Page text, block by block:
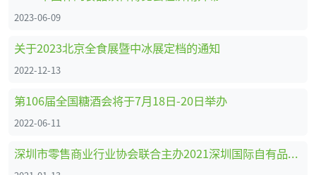
2023-06-09
关于2023北京全食展暨中冰展定档的通知
2022-12-13
第106届全国糖酒会将于7月18日-20日举办
2022-06-11
深圳市零售商业行业协会联合主办2021深圳国际自有品牌展